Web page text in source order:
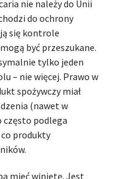
nie należy do Unii
do ochrony
się kontrole
być przeszukane.
tylko jeden
– nie więcej. Prawo w
spożywczy miał
(nawet w
często podlega
co produkty
mieć winietę. Jest